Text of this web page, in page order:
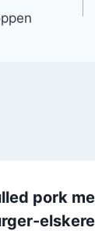
pork
elskere